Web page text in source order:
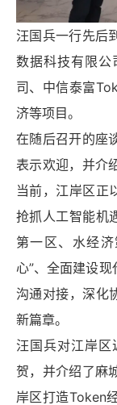
汪国兵一行先后
数据科技有限公
司、中信泰富
济等项目。
在随后召开的座
表示欢迎，并介
当前，江岸区正
抢抓人工智能机
第一区、水经
心”、全面建设
沟通对接，深化
新篇章。
汪 国兵对江岸
贺，并介绍了麻
岸区打造Token